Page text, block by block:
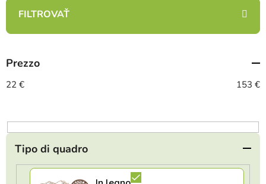
n
m
e
n
o
d
Prezzo
22 € 153 €
Tipo di quadro